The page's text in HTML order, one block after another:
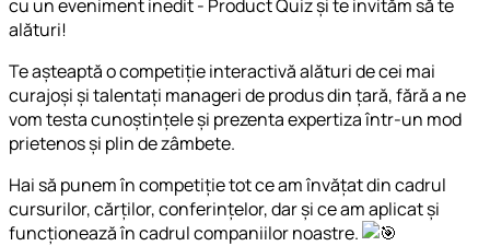
cu un eveniment inedit - Product Quiz și te invităm să te
alături!
Te așteaptă o competiție interactivă alături de cei mai
curajoși și talentați manageri de produs din țară, fără a ne
vom testa cunoștințele și prezenta expertiza într-un mod
prietenos și plin de zâmbete.
Hai să punem în competiție tot ce am învățat din cadrul
cursurilor, cărților, conferințelor, dar și ce am aplicat și
funcționează în cadrul companiilor noastre.